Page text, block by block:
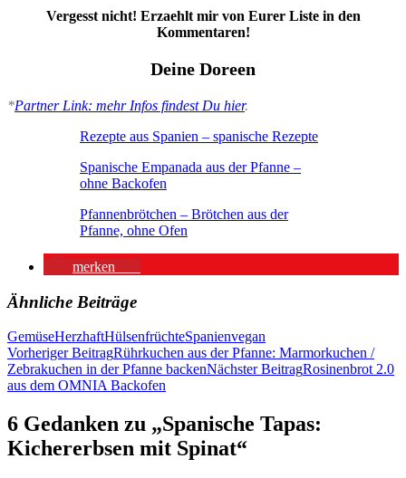
Vergesst nicht! Erzaehlt mir von Eurer Liste in den
Kommentaren!
Deine Doreen
*Partner Link: mehr Infos findest Du hier.
Rezepte aus Spanien – spanische Rezepte
Spanische Empanada aus der Pfanne –
ohne Backofen
Pfannenbrötchen – Brötchen aus der
Pfanne, ohne Ofen
merken
Ähnliche Beiträge
GemüseHerzhaftHülsenfrüchteSpanienvegan
Beitragsnavigation
Vorheriger BeitragRührkuchen aus der Pfanne: Marmorkuchen /
Zebrakuchen in der Pfanne backenNächster BeitragRosinenbrot 2.0
aus dem OMNIA Backofen
6 Gedanken zu „Spanische Tapas:
Kichererbsen mit Spinat“